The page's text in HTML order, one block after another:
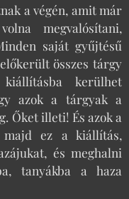
a végén, amit már
megvalósítani,
saját gyűjtésű
összes tárgy
kerülhet
azok a tárgyak a
Őket illeti! És azok a
majd ez a kiállítás,
és meghalni
tanyákba a haza